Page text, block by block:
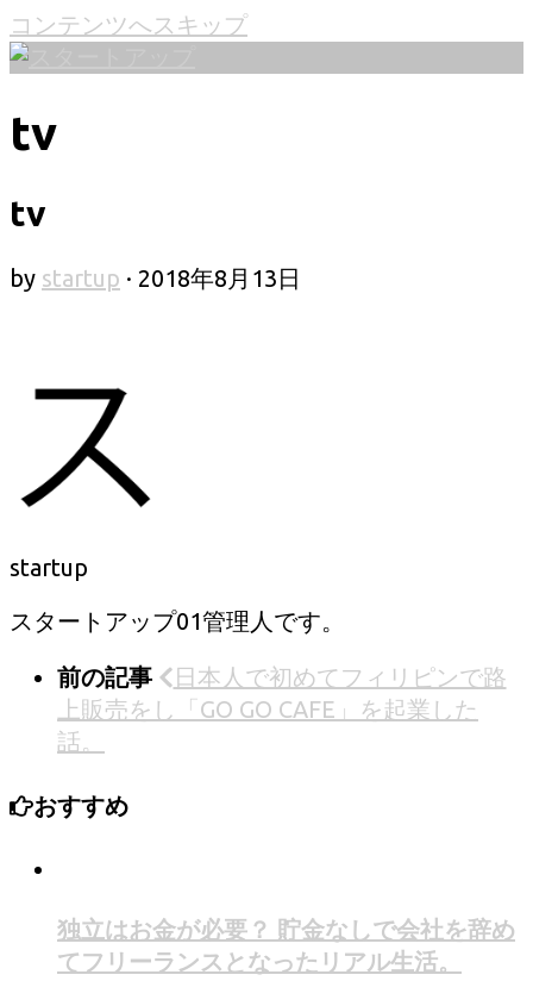
コンテンツへスキップ
tv
tv
by startup · 2018年8月13日
startup
スタートアップ01管理人です。
前の記事
日本人で初めてフィリピンで路
上販売をし「GO GO CAFE」を起業した
話。
おすすめ
独立はお金が必要？ 貯金なしで会社を辞め
てフリーランスとなったリアル生活。